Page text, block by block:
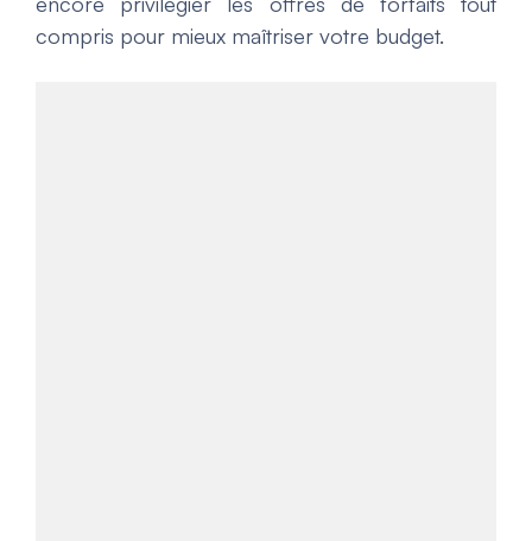
compris pour mieux maîtriser votre budget.